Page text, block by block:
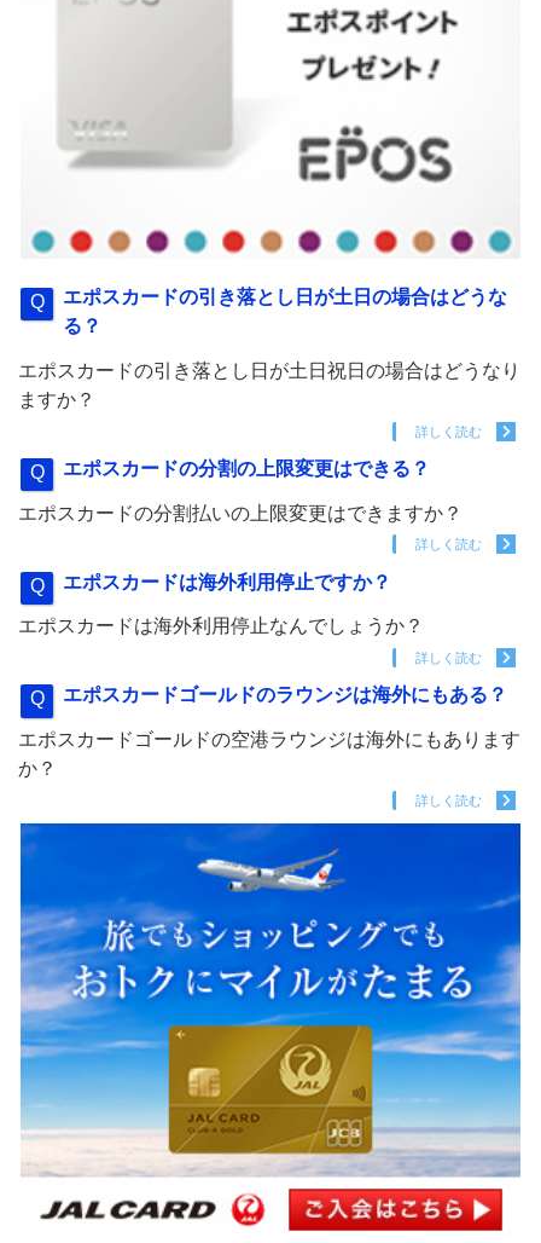
エポスカードの引き落とし日が土日の場合はどうな
る？
エポスカードの引き落とし日が土日祝日の場合はどうなり
ますか？
詳しく読む
エポスカードの分割の上限変更はできる？
エポスカードの分割払いの上限変更はできますか？
詳しく読む
エポスカードは海外利用停止ですか？
エポスカードは海外利用停止なんでしょうか？
詳しく読む
エポスカードゴールドのラウンジは海外にもある？
エポスカードゴールドの空港ラウンジは海外にもあります
か？
詳しく読む